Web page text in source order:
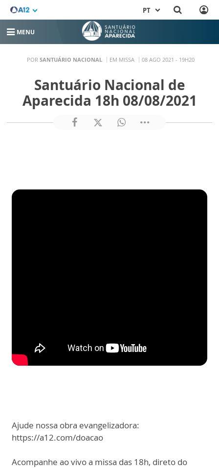
PT
MENU
POR SANTUÁRIO NACIONAL EM MISSA 08 AGO 2021 - 19H20
Santuário Nacional de
Aparecida 18h 08/08/2021
Ajude nossa obra evangelizadora:
https://a12.com/doacao
Acompanhe ao vivo a missa das 18h, direto do